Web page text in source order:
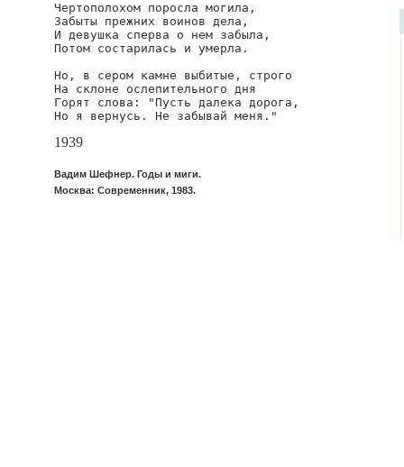
Чертополохом поросла могила,
Забыты прежних воинов дела,
И девушка сперва о нем забыла,
Потом состарилась и умерла.
Но, в сером камне выбитые, строго
На склоне ослепительного дня
Горят слова: "Пусть далека дорога,
Но я вернусь. Не забывай меня."
1939
Вадим Шефнер. Годы и миги.
Москва: Современник, 1983.